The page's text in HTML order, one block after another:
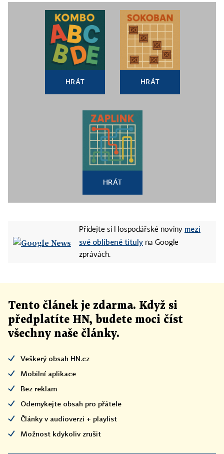
HRÁT HRÁT
HRÁT
Přidejte si Hospodářské noviny mezi
své oblíbené tituly na Google
zprávách.
Tento článek je zdarma. Když si
předplatíte HN, budete moci číst
všechny naše články.
Veškerý obsah HN.cz
Mobilní aplikace
Bez reklam
Odemykejte obsah pro přátele
Články v audioverzi + playlist
Možnost kdykoliv zrušit